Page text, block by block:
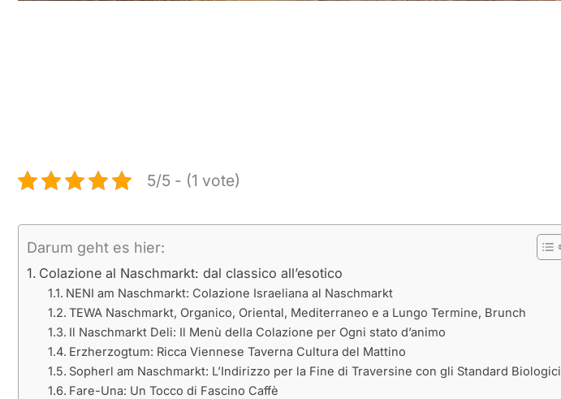
5/5 - (1 vote)
Darum geht es hier:
Colazione al Naschmarkt: dal classico all’esotico
NENI am Naschmarkt: Colazione Israeliana al Naschmarkt
TEWA Naschmarkt, Organico, Oriental, Mediterraneo e a Lungo Termine, Brunch
Il Naschmarkt Deli: Il Menù della Colazione per Ogni stato d’animo
Erzherzogtum: Ricca Viennese Taverna Cultura del Mattino
Sopherl am Naschmarkt: L’Indirizzo per la Fine di Traversine con gli Standard Biologici
Fare-Una: Un Tocco di Fascino Caffè